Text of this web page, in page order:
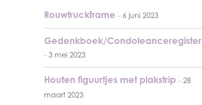
Rouwtruckframe 6 juni 2023
Gedenkboek/Condoleanceregister
3 mei 2023
Houten figuurtjes met plakstrip
28
maart 2023